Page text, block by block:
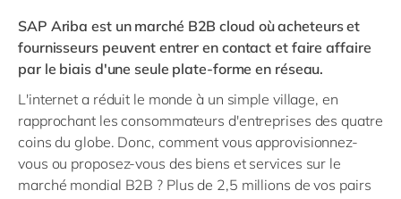
SAP Ariba est un marché B2B cloud où acheteurs et
fournisseurs peuvent entrer en contact et faire affaire
par le biais d'une seule plate-forme en réseau.
L'internet a réduit le monde à un simple village, en
rapprochant les consommateurs d'entreprises des quatre
coins du globe. Donc, comment vous approvisionnez-
vous ou proposez-vous des biens et services sur le
marché mondial B2B ? Plus de 2,5 millions de vos pairs